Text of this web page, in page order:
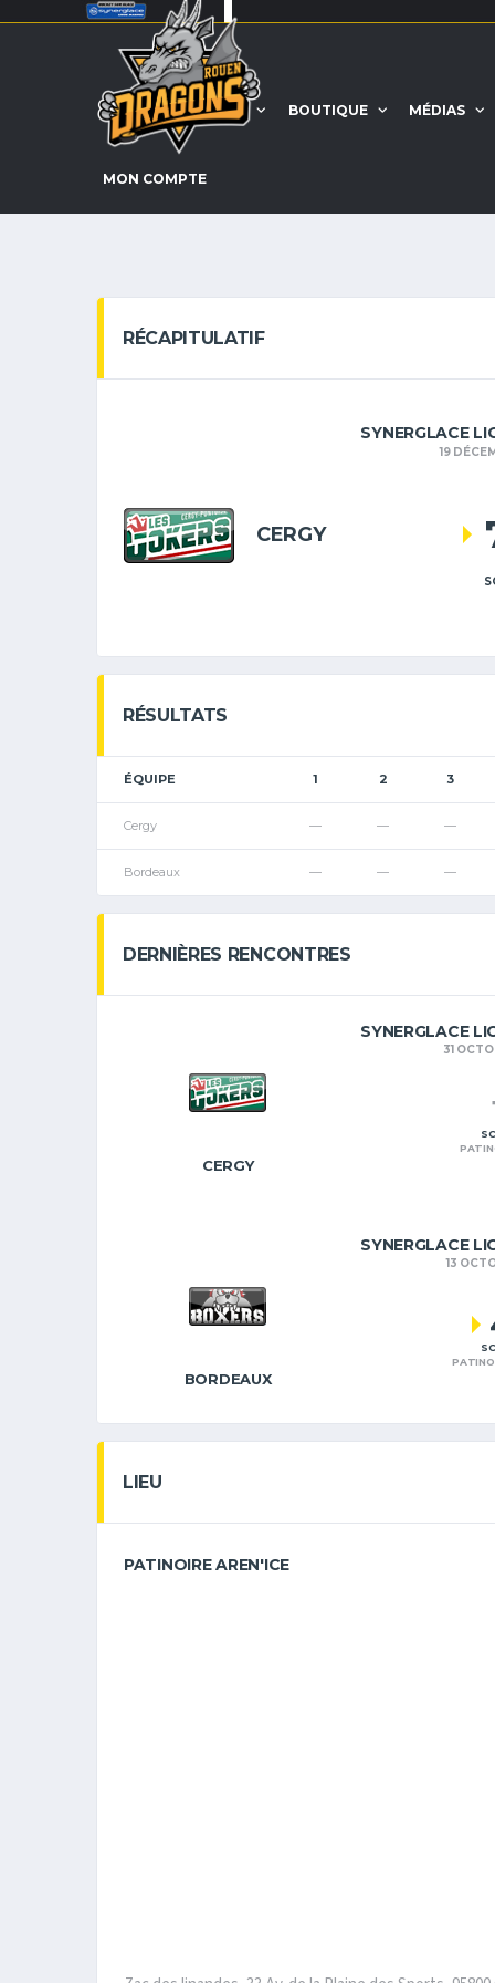
ACCUEIL EQUIPE BOUTIQUE MÉDIAS
MON COMPTE
RÉCAPITULATIF
SYNERGLACE
19
CERGY
RÉSULTATS
ÉQUIPE 1 2 3
Cergy — — —
Bordeaux — — —
DERNIÈRES RENCONTRES
SYNERGLACE
31
CERGY
SYNERGLACE
13
BORDEAUX
LIEU
PATINOIRE AREN'ICE